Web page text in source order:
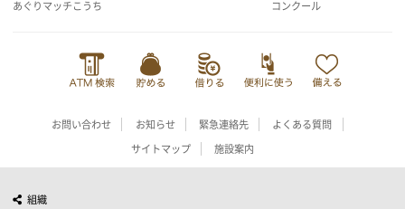
あぐりマッチこうち
コンクール
お問い合わせ お知らせ 緊急連絡先 よくある質問
サイトマップ 施設案内
組織